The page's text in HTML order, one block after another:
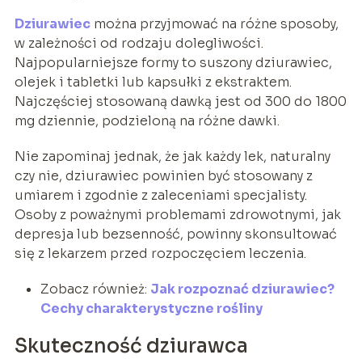
Dziurawiecmożna przyjmować na różne sposoby,
w zależności od rodzaju dolegliwości.
Najpopularniejsze formy to suszony dziurawiec,
olejek i tabletki lub kapsułki z ekstraktem.
Najczęściej stosowaną dawką jest od 300 do 1800
mg dziennie, podzieloną na różne dawki.
Nie zapominaj jednak, że jak każdy lek, naturalny
czy nie, dziurawiec powinien być stosowany z
umiarem i zgodnie z zaleceniami specjalisty.
Osoby z poważnymi problemami zdrowotnymi, jak
depresja lub bezsenność, powinny skonsultować
się z lekarzem przed rozpoczęciem leczenia.
Zobacz również: Jak rozpoznać dziurawiec?
Cechy charakterystyczne rośliny
Skuteczność dziurawca